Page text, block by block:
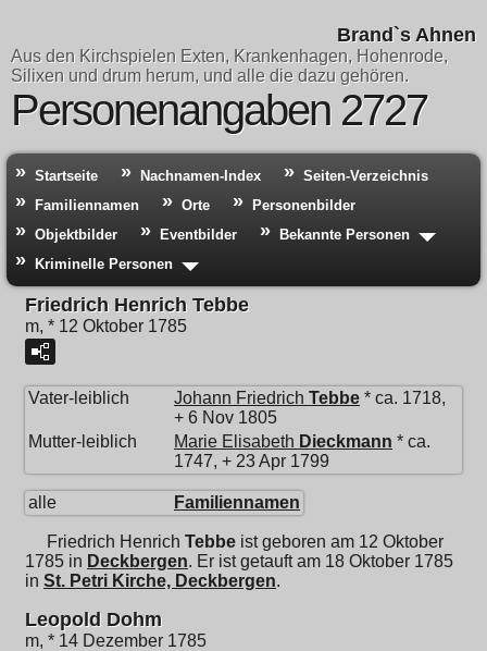
Brand`s Ahnen
Aus den Kirchspielen Exten, Krankenhagen, Hohenrode,
Silixen und drum herum, und alle die dazu gehören.
Personenangaben 2727
Startseite Nachnamen-Index
Seiten-Verzeichnis
Familiennamen
Orte
Personenbilder
Objektbilder
Eventbilder
Bekannte Personen
Kriminelle Personen
Friedrich Henrich Tebbe
m, * 12 Oktober 1785
Vater-leiblich Johann Friedrich Tebbe * ca. 1718,
+ 6 Nov 1805
Mutter-leiblich
Marie Elisabeth Dieckmann * ca.
1747, + 23 Apr 1799
alle Familiennamen
Friedrich Henrich Tebbe ist geboren am 12 Oktober
1785 in Deckbergen. Er ist getauft am 18 Oktober 1785
in St. Petri Kirche, Deckbergen.
Leopold Dohm
m, * 14 Dezember 1785